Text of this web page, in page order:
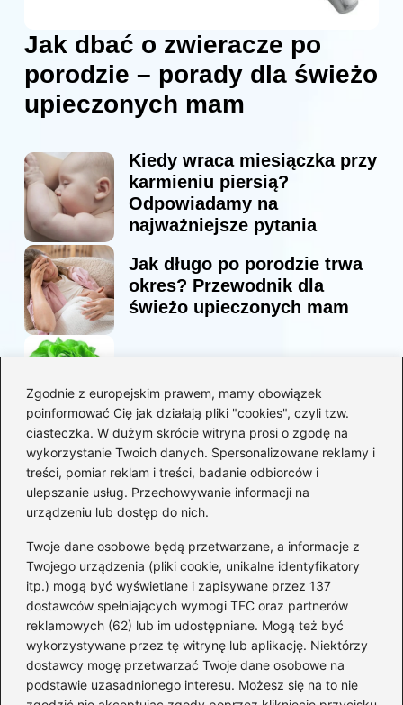
Zgodnie z europejskim prawem, mamy obowiązek
poinformować Cię jak działają pliki "cookies", czyli tzw.
ciasteczka. W dużym skrócie witryna prosi o zgodę na
wykorzystanie Twoich danych. Spersonalizowane reklamy i
treści, pomiar reklam i treści, badanie odbiorców i
ulepszanie usług. Przechowywanie informacji na
urządzeniu lub dostęp do nich.
Twoje dane osobowe będą przetwarzane, a informacje z
Twojego urządzenia (pliki cookie, unikalne identyfikatory
itp.) mogą być wyświetlane i zapisywane przez 137
dostawców spełniających wymogi TFC oraz partnerów
reklamowych (62) lub im udostępniane. Mogą też być
wykorzystywane przez tę witrynę lub aplikację. Niektórzy
dostawcy mogę przetwarzać Twoje dane osobowe na
podstawie uzasadnionego interesu. Możesz się na to nie
Jak dbać o zwieracze po
porodzie – porady dla świeżo
upieczonych mam
Kiedy wraca miesiączka przy
karmieniu piersią?
Odpowiadamy na
najważniejsze pytania
Jak długo po porodzie trwa
okres? Przewodnik dla
świeżo upieczonych mam
Korzyści sałaty w diecie
mam karmiących piersią
Jaką biblia dla dzieci
wybrać, aby wzbudzić ich
zainteresowanie?
Kategorie
Ciąża(130)
Dziecko(267)
Kobieta(132)
Rodzice (72)
Szkoła i edukacja(5)